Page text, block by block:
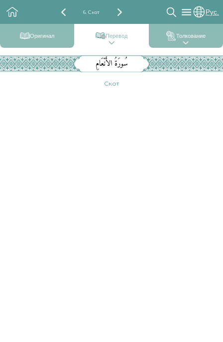
6. Скот Рус.
Оригинал Перевод Толкование
سُورَةُ الأَنْعَامِ
Скот